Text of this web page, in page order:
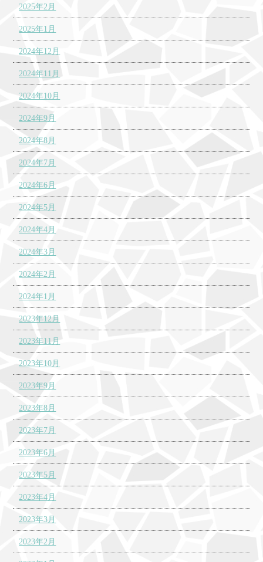
2025年2月
2025年1月
2024年12月
2024年11月
2024年10月
2024年9月
2024年8月
2024年7月
2024年6月
2024年5月
2024年4月
2024年3月
2024年2月
2024年1月
2023年12月
2023年11月
2023年10月
2023年9月
2023年8月
2023年7月
2023年6月
2023年5月
2023年4月
2023年3月
2023年2月